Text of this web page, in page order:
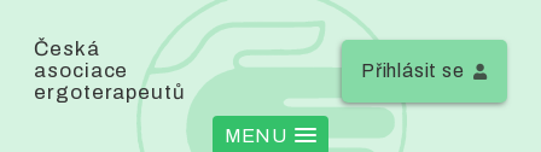
Česká
asociace
ergoterapeutů
Přihlásit se
MENU